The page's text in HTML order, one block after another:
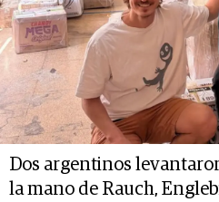
Dos argentinos
la mano de Rauch,